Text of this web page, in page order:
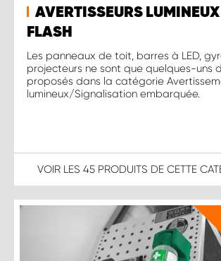
AVERTISSEURS
FLASH
Les panneaux de toit, barres à LED,
projecteurs ne sont que quelques-uns
proposés dans la catégorie
lumineux/Signalisation embarquée.
VOIR LES 45 PRODUITS DE CETTE